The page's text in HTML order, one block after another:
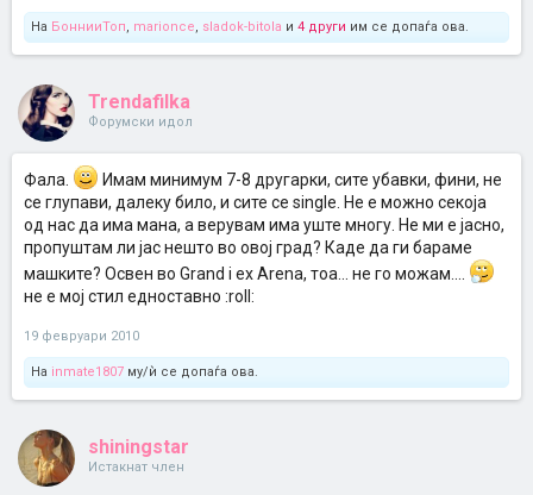
На БоннииТоп, marionce, sladok-bitola и 4 други им се допаѓа ова.
Trendafilka
Форумски идол
Фала.
Имам минимум 7-8 другарки, сите убавки, фини, не
се глупави, далеку било, и сите се single. Не е можно секоја
од нас да има мана, а верувам има уште многу. Не ми е јасно,
пропуштам ли јас нешто во овој град? Каде да ги бараме
машките? Освен во Grand i ex Arena, тоа... не го можам....
не е мој стил едноставно :roll:
19 февруари 2010
На inmate1807 му/ѝ се допаѓа ова.
shiningstar
Истакнат член